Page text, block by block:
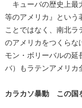
キューバの歴史上最
等のアメリカ』という
ことではなく、南北ラ
のアメリカをつくらな
モン・ボリーバルの延
バ）もラテンアメリカ
カラカソ暴動 この国